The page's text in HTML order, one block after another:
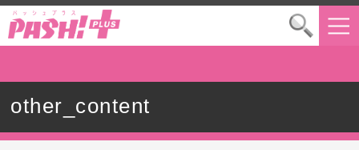
other_content